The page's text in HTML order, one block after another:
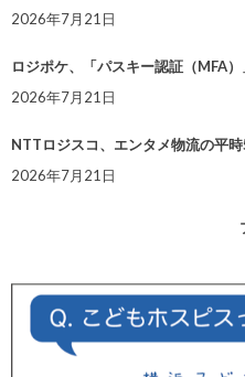
2026年7月21日
ロジポケ、「パスキー認証（MFA
2026年7月21日
NTTロジスコ、エンタメ物流の平
2026年7月21日